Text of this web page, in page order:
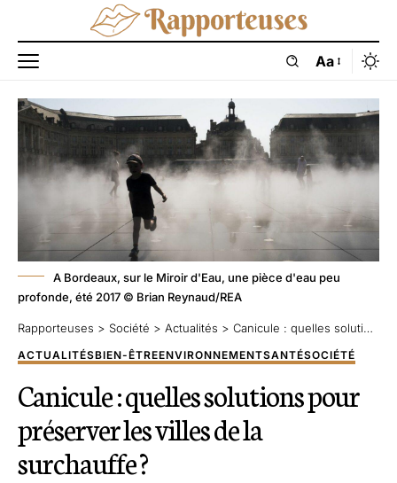
Aa
A Bordeaux, sur le Miroir d'Eau, une pièce d'eau peu
profonde, été 2017 © Brian Reynaud/REA
Rapporteuses > Société > Actualités > Canicule : quelles solutions pour préserver les villes de la surchauffe ?
ACTUALITÉSBIEN-ÊTREENVIRONNEMENTSANTÉSOCIÉTÉ
Canicule : quelles solutions pour
préserver les villes de la
surchauffe ?